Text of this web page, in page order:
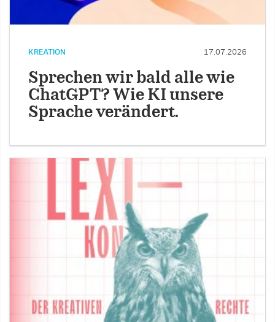
KREATION 17.07.2026
Sprechen wir bald alle wie
ChatGPT? Wie KI unsere
Sprache verändert.